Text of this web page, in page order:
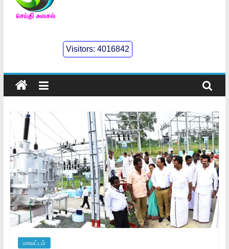
செய்திஅலசல்
Seidhialasal
Tamil
Online
NewsPaper
Visitors:4016842
மாவட்டம்